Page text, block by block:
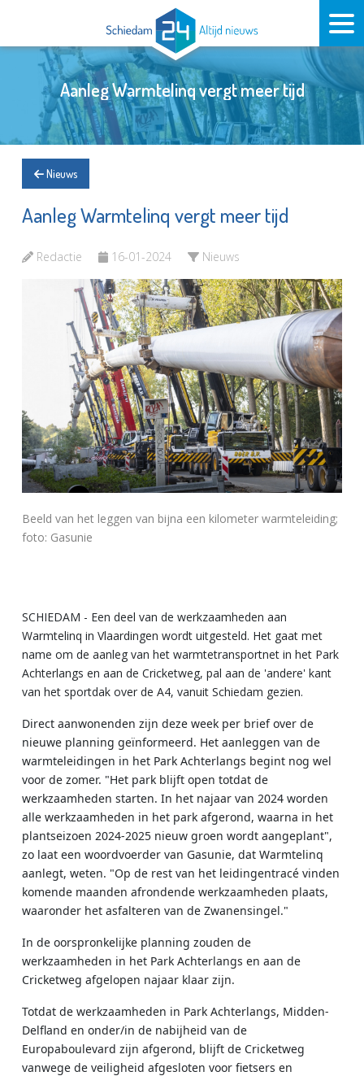
Aanleg Warmtelinq vergt meer tijd
Nieuws
Aanleg Warmtelinq vergt meer tijd
Redactie 16-01-2024 Nieuws
Beeld van het leggen van bijna een kilometer warmteleiding;
foto: Gasunie
SCHIEDAM - Een deel van de werkzaamheden aan
Warmtelinq in Vlaardingen wordt uitgesteld. Het gaat met
name om de aanleg van het warmtetransportnet in het Park
Achterlangs en aan de Cricketweg, pal aan de 'andere' kant
van het sportdak over de A4, vanuit Schiedam gezien.
Direct aanwonenden zijn deze week per brief over de
nieuwe planning geïnformeerd. Het aanleggen van de
warmteleidingen in het Park Achterlangs begint nog wel
voor de zomer. "Het park blijft open totdat de
werkzaamheden starten. In het najaar van 2024 worden
alle werkzaamheden in het park afgerond, waarna in het
plantseizoen 2024-2025 nieuw groen wordt aangeplant",
zo laat een woordvoerder van Gasunie, dat Warmtelinq
aanlegt, weten. "Op de rest van het leidingentracé vinden
komende maanden afrondende werkzaamheden plaats,
waaronder het asfalteren van de Zwanensingel."
In de oorspronkelijke planning zouden de
werkzaamheden in het Park Achterlangs en aan de
Cricketweg afgelopen najaar klaar zijn.
Totdat de werkzaamheden in Park Achterlangs, Midden-
Delfland en onder/in de nabijheid van de
Europaboulevard zijn afgerond, blijft de Cricketweg
vanwege de veiligheid afgesloten voor fietsers en